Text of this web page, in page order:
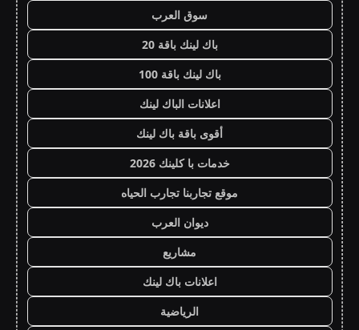
سوق العرب
باك لينك باقة 20
باك لينك باقة 100
اعلانات الباك لينك
أقوى باقة باك لينك
خدمات با كلينك 2026
موقع تجاربنا تجارب الحياه
ديوان العرب
مشاريع
اعلانات باك لينك
الرياضية